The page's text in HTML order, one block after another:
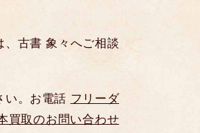
、古書 象々へご相談
い。お電話 フリーダ
買取のお問い合わせ